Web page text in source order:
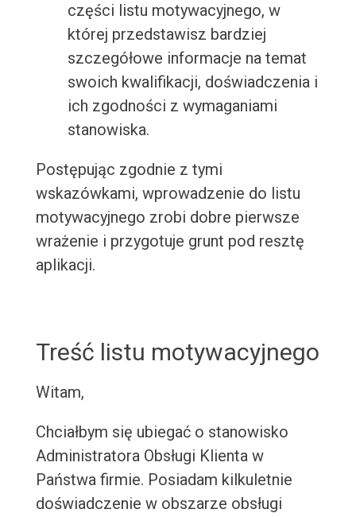
części listu motywacyjnego, w
której przedstawisz bardziej
szczegółowe informacje na temat
swoich kwalifikacji, doświadczenia i
ich zgodności z wymaganiami
stanowiska.
Postępując zgodnie z tymi
wskazówkami, wprowadzenie do listu
motywacyjnego zrobi dobre pierwsze
wrażenie i przygotuje grunt pod resztę
aplikacji.
Treść listu motywacyjnego
Witam,
Chciałbym się ubiegać o stanowisko
Administratora Obsługi Klienta w
Państwa firmie. Posiadam kilkuletnie
doświadczenie w obszarze obsługi